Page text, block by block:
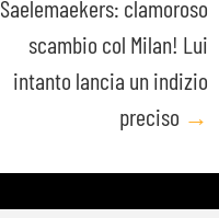
Saelemaekers: clamoroso
scambio col Milan! Lui
intanto lancia un indizio
preciso →